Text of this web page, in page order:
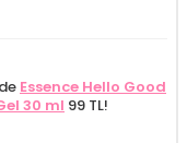
Essence Hello Good
30 ml 99 TL!